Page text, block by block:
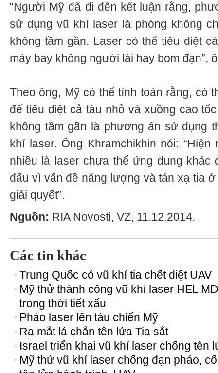
“Người Mỹ đã đi đến kết luận rằng,
sử dụng vũ khí laser là phòng không
không tầm gần. Laser có thể tiêu diệt
máy bay không người lái hay bom đạn”,
Theo ông, Mỹ có thể tính toán rằng, có
để tiêu diệt cả tàu nhỏ và xuồng cao
không tầm gần là phương án sử dụng
khí laser. Ông Khramchikhin nói:
nhiều là laser chưa thể ứng dụng khác
đấu vì vấn đề năng lượng và tán xạ tia
giải quyết”.
Nguồn: RIA Novosti, VZ, 11.12.2014.
Các tin khác
Trung Quốc có vũ khí tia chết diệt UAV
Mỹ thử thành công vũ khí laser HEL MD
trong thời tiết xấu
Pháo laser lên tàu chiến Mỹ
Ra mắt lá chắn tên lửa Tia sắt
Israel triển khai vũ khí laser chống tên
Mỹ thử vũ khí laser chống đạn pháo,